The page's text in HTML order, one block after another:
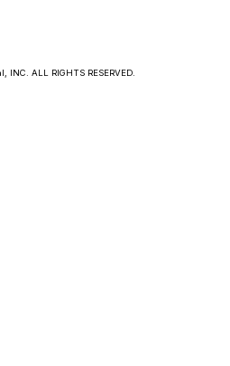
INC. ALL RIGHTS RESERVED.